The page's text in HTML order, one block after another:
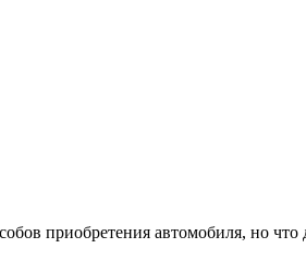
приобретения автомобиля, но что